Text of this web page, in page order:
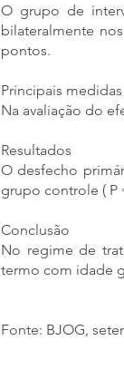
O grupo de
bilateralmente
pontos.
Principais
Na avaliação do
Resultados
O desfecho
grupo controle ( P
Conclusão
No regime de
termo com idade
Fonte: BJOG,